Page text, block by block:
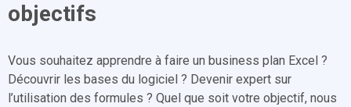
objectifs
Vous souhaitez apprendre à faire un business plan Excel ?
Découvrir les bases du logiciel ? Devenir expert sur
l’utilisation des formules ? Quel que soit votre objectif, nous